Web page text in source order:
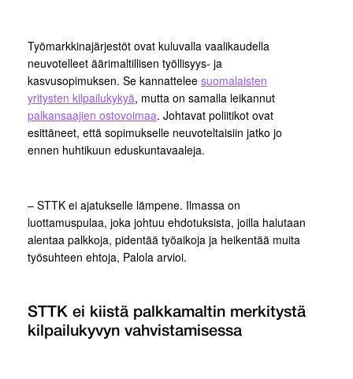
Työmarkkinajärjestöt ovat kuluvalla vaalikaudella
neuvotelleet äärimaltillisen työllisyys- ja
kasvusopimuksen. Se kannattelee suomalaisten
yritysten kilpailukykyä, mutta on samalla leikannut
palkansaajien ostovoimaa. Johtavat poliitikot ovat
esittäneet, että sopimukselle neuvoteltaisiin jatko jo
ennen huhtikuun eduskuntavaaleja.
– STTK ei ajatukselle lämpene. Ilmassa on
luottamuspulaa, joka johtuu ehdotuksista, joilla halutaan
alentaa palkkoja, pidentää työaikoja ja heikentää muita
työsuhteen ehtoja, Palola arvioi.
STTK ei kiistä palkkamaltin merkitystä
kilpailukyvyn vahvistamisessa